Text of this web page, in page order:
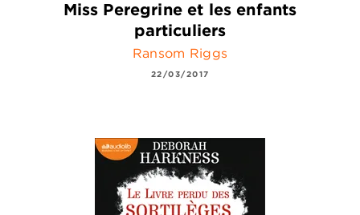
Miss Peregrine et les enfants
particuliers
Ransom Riggs
22/03/2017